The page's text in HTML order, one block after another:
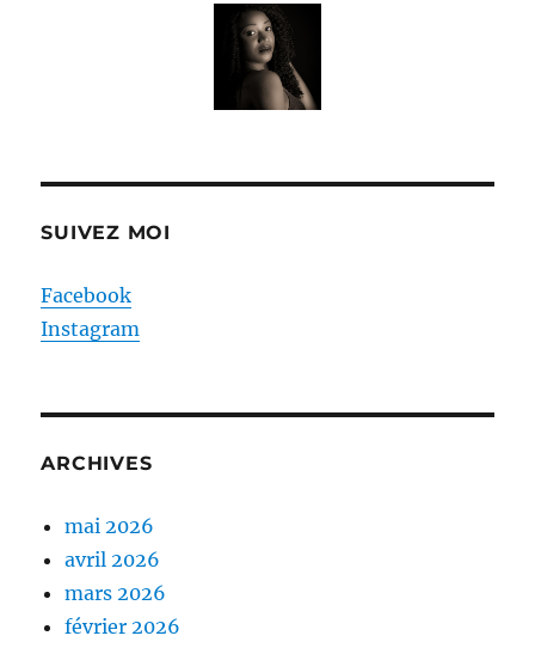
SUIVEZ MOI
Facebook
Instagram
ARCHIVES
mai 2026
avril 2026
mars 2026
février 2026